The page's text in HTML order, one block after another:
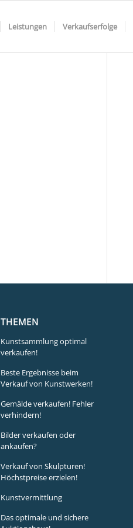
Leistungen Verkaufserfolge
THEMEN
Kunstsammlung optimal
verkaufen!
Beste Ergebnisse beim
Verkauf von Kunstwerken!
Gemälde verkaufen! Fehler
verhindern!
Bilder verkaufen oder
ankaufen?
Verkauf von Skulpturen!
Höchstpreise erzielen!
Kunstvermittlung
Das optimale und sichere